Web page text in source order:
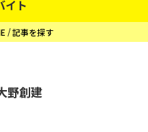
イト
記事を探す
野創建